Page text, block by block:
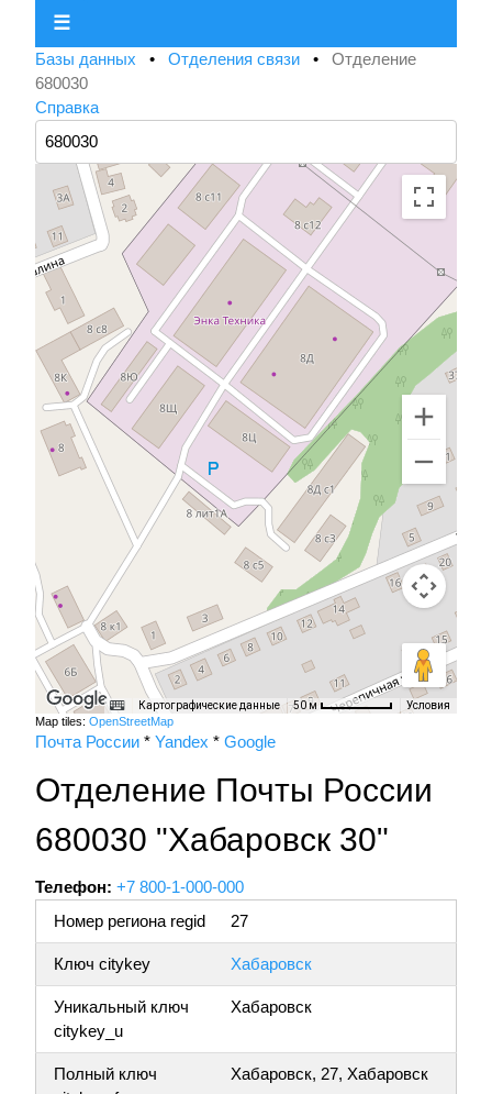
☰
Базы данных • Отделения связи • Отделение
680030
Справка
Картографические данные 50 м Условия
Map tiles: OpenStreetMap
Почта России * Yandex * Google
Отделение Почты России
680030 "Хабаровск 30"
Телефон: +7 800-1-000-000
Номер региона regid
27
Ключ citykey Хабаровск
Уникальный ключ
citykey_u
Хабаровск
Полный ключ
Хабаровск, 27, Хабаровск